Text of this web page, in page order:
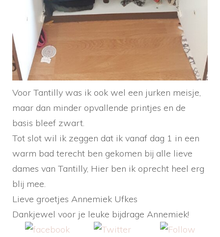
Voor Tantilly was ik ook wel een jurken meisje,
maar dan minder opvallende printjes en de
basis bleef zwart.
Tot slot wil ik zeggen dat ik vanaf dag 1 in een
warm bad terecht ben gekomen bij alle lieve
dames van Tantilly, Hier ben ik oprecht heel erg
blij mee.
Lieve groetjes Annemiek Ufkes
Dankjewel voor je leuke bijdrage Annemiek!